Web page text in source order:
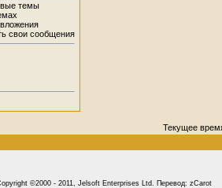
темы
свои сообщения
Текущее
©2000 - 2011, Jelsoft Enterprises Ltd. Перевод: zCarot